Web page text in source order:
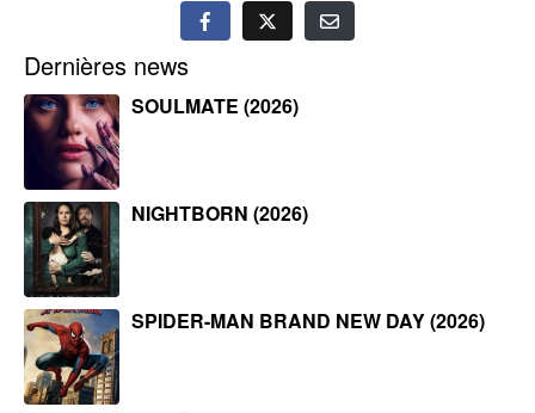
Dernières news
SOULMATE (2026)
NIGHTBORN (2026)
SPIDER-MAN BRAND NEW DAY (2026)